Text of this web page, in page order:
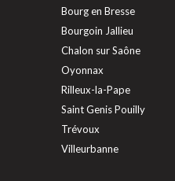
Bourg en Bresse
Bourgoin Jallieu
Chalon sur Saône
Oyonnax
Rilleux-la-Pape
Saint Genis Pouilly
Trévoux
Villeurbanne
de confidentialité,